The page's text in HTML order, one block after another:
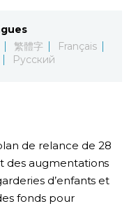
繁體字
Français
Русский
de relance de 28
des augmentations
d’enfants et
fonds pour